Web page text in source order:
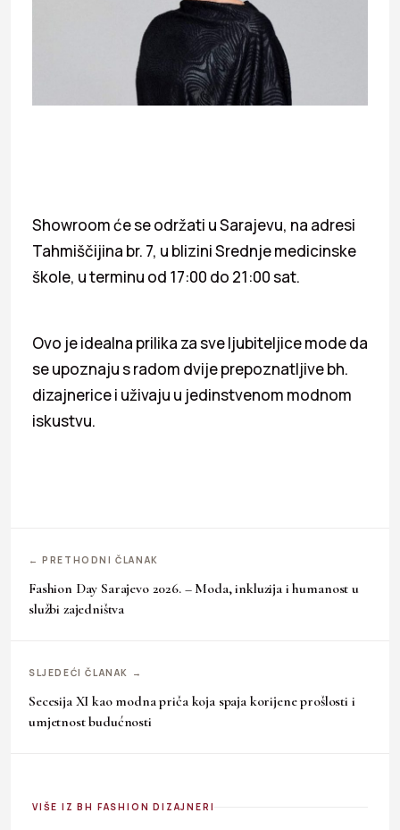
Showroom će se održati u Sarajevu, na adresi
Tahmiščijina br. 7, u blizini Srednje medicinske
škole, u terminu od 17:00 do 21:00 sat.
Ovo je idealna prilika za sve ljubiteljice mode da
se upoznaju s radom dvije prepoznatljive bh.
dizajnerice i uživaju u jedinstvenom modnom
iskustvu.
← PRETHODNI ČLANAK
Fashion Day Sarajevo 2026. – Moda, inkluzija i humanost u
službi zajedništva
SLJEDEĆI ČLANAK →
Secesija XI kao modna priča koja spaja korijene prošlosti i
umjetnost budućnosti
VIŠE IZ BH FASHION DIZAJNERI